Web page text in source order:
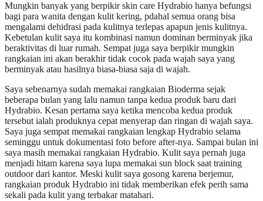
Mungkin banyak yang berpikir skin care Hydrabio hanya befungsi
bagi para wanita dengan kulit kering, pdahal semua orang bisa
mengalami dehidrasi pada kulitnya terlepas apapun jenis kulitnya.
Kebetulan kulit saya itu kombinasi namun dominan berminyak jika
beraktivitas di luar rumah. Sempat juga saya berpikir mungkin
rangkaian ini akan berakhir tidak cocok pada wajah saya yang
berminyak atau hasilnya biasa-biasa saja di wajah.
Saya sebenarnya sudah memakai rangkaian Bioderma sejak
beberapa bulan yang lalu namun tanpa kedua produk baru dari
Hydrabio. Kesan pertama saya ketika mencoba kedua produk
tersebut ialah produknya cepat menyerap dan ringan di wajah saya.
Saya juga sempat memakai rangkaian lengkap Hydrabio selama
seminggu untuk dokumentasi foto before after-nya. Sampai bulan ini
saya masih memakai rangkaian Hydrabio. Kulit saya pernah juga
menjadi hitam karena saya lupa memakai sun block saat training
outdoor dari kantor. Meski kulit saya gosong karena berjemur,
rangkaian produk Hydrabio ini tidak memberikan efek perih sama
sekali pada kulit yang terbakar matahari.